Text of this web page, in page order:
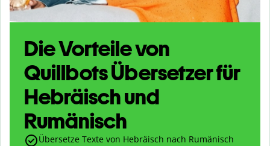
Die Vorteile von
Quillbots Übersetzer für
Hebräisch und
Rumänisch
Übersetze Texte von Hebräisch nach Rumänisch